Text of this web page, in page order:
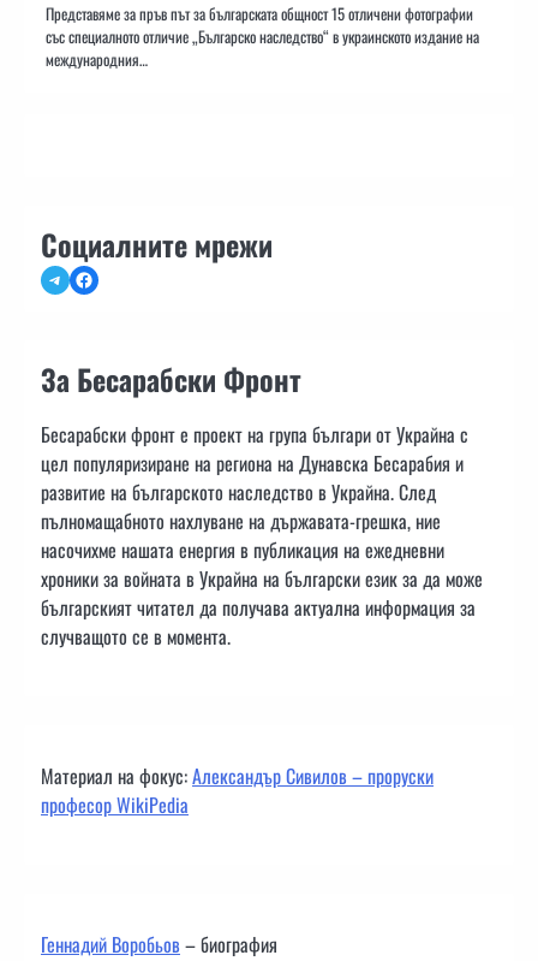
Представяме за пръв път за българската общност 15 отличени фотографии
със специалното отличие „Българско наследство“ в украинското издание на
международния…
Социалните мрежи
TelegramFacebook
За Бесарабски Фронт
Бесарабски фронт е проект на група българи от Украйна с
цел популяризиране на региона на Дунавска Бесарабия и
развитие на българското наследство в Украйна. След
пълномащабното нахлуване на държавата-грешка, ние
насочихме нашата енергия в публикация на ежедневни
хроники за войната в Украйна на български език за да може
българският читател да получава актуална информация за
случващото се в момента.
Материал на фокус:Александър Сивилов – проруски
професор WikiPedia
Геннадий Воробьов– биография